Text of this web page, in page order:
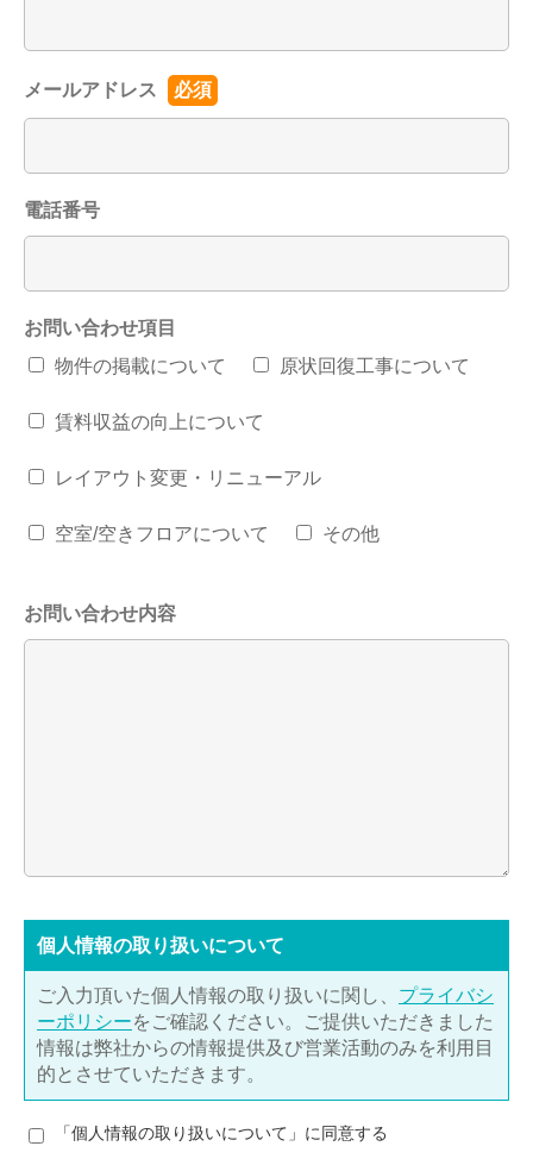
メールアドレス 必須
電話番号
お問い合わせ項目
物件の掲載について
原状回復工事について
賃料収益の向上について
レイアウト変更・リニューアル
空室/空きフロアについて その他
お問い合わせ内容
個人情報の取り扱いについて
ご入力頂いた個人情報の取り扱いに関し、 プライバシ
ーポリシーをご確認ください。ご提供いただきました
情報は弊社からの情報提供及び営業活動のみを利用目
的とさせていただきます。
「個人情報の取り扱いについて」に同意する